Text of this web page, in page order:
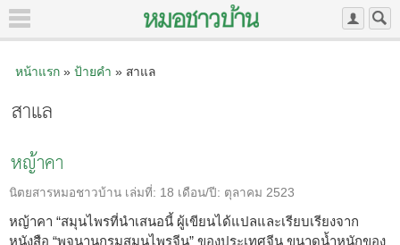
หน้าแรก» ป้ายคำ » สาแล
สาแล
หญ้าคา
นิตยสารหมอชาวบ้าน เล่มที่: 18 เดือน/ปี: ตุลาคม 2523
หญ้าคา “สมุนไพรที่นำเสนอนี้ ผู้เขียนได้แปลและเรียบเรียงจาก
หนังสือ “พจนานุกรมสมุนไพรจีน” ของประเทศจีน ขนาดน้ำหนักของ